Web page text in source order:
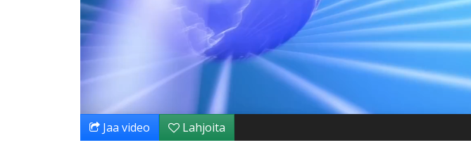
Video
Jaa video Lahjoita